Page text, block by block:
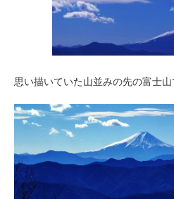
思い描いていた山並みの先の富士山